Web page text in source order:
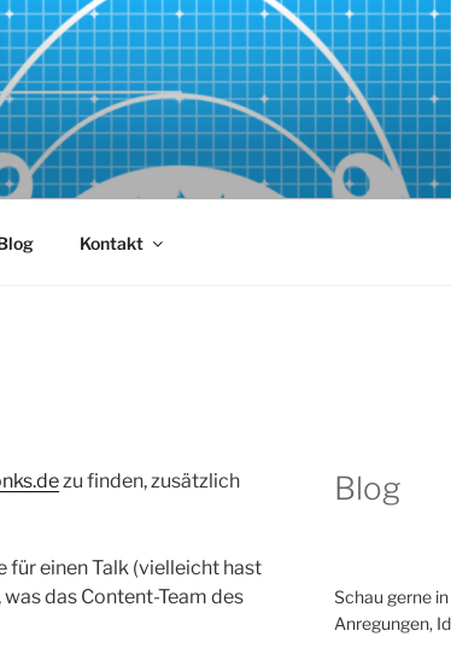
Kontakt
zu finden, zusätzlich
für einen Talk (vielleicht hast
das Content-Team des
Blog
Schau gerne
Anregungen,